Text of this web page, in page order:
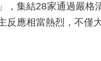
集結28家通過嚴格
應相當熱烈，不僅